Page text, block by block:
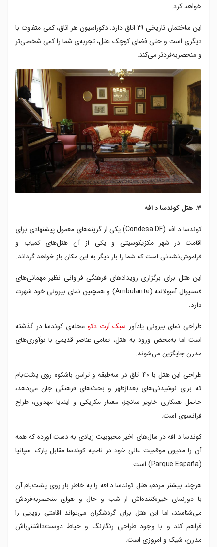
خواهد کرد.
این ساختمان تاریخی ۲۹ اتاق دارد. دکوراسیون هر اتاق، کمی متفاوت با
دیگری است و حتی فضای کوچک هتل، تجربه‌ی شما را کمی شخصی‌تر
و منحصربه‌فردتر می‌کند.
۳. هتل کوندسا د افه
کوندسا د افه (Condesa DF) یکی از گزینه‌های معمول پیشنهادی برای
اقامت در شهر مکزیکوسیتی و یکی از آن هتل‌های کمیاب و
فراموش‌نشدنی است که شما را بار دیگر به این مکان باز خواهد گرداند.
این هتل برای برگزاری رویدادهای فرهنگی فراوانی نظیر مهمانی‌های
فستیوال آمبولانته (Ambulante) و همچنین نمای بیرونی خود شهرت
دارد.
طراحی نمای بیرونی یادآور سبک آرت دکو محله‌ی کوندسا در گذشته
است اما به‌محض ورود به هتل، تمامی عناصر قدیمی با نوآوری‌های
مدرن جایگزین می‌شوند.
طراحی این هتل با ۴۰ اتاق در سه‌طبقه و تراس باشکوه روی پشت‌بام
که برای نوشیدنی‌های بعدازظهر و بحث‌های فرهنگی جان می‌‌دهد،
حاصل همکاری خاویر سانچز، معمار مکزیکی و ایندیا مهدوی، طراح
فرانسوی است.
کوندسا د افه در سال‌های اخیر محبوبیت زیادی به دست آورده که همه
آن را مدیون موقعیت عالی خود در ناحیه کوندسا مقابل پارک اسپانیا
(
Parque España) است.
هرچند بیشتر مردم، هتل کوندسا د افه را به خاطر بار روی پشت‌بام آن
با دورنمای خیره‌کننده‌اش از شب و حال و هوای منحصربه‌فردش
می‌شناسند، اما این هتل برای گردشگران می‌تواند اقامتی رویایی را
فراهم کند و با وجود طراحی رنگارنگ و حیاط دوست‌داشتنی‌اش
مدرن، شیک و امروزی است.